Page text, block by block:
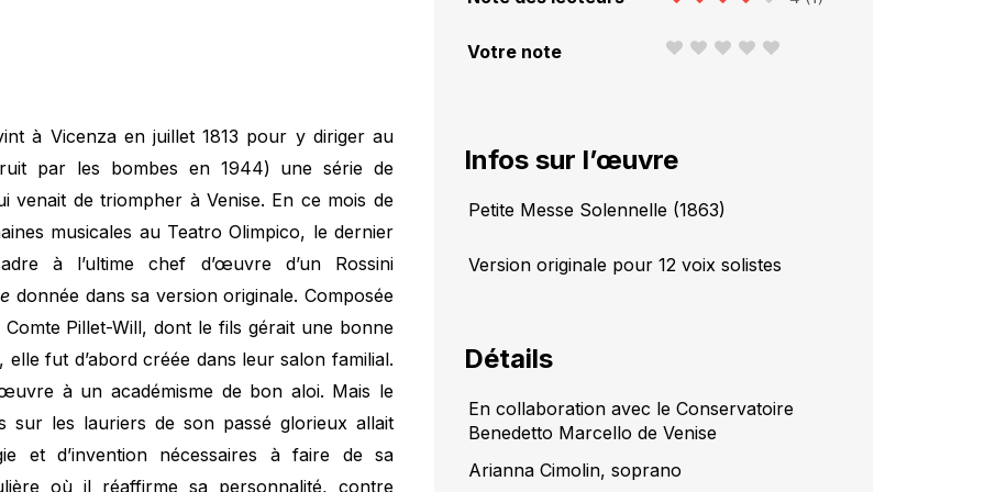
à Vicenza en juillet 1813 pour y diriger au
par les bombes en 1944) une série de
venait de triompher à Venise. En ce mois de
musicales au Teatro Olimpico, le dernier
à l’ultime chef d’œuvre d’un Rossini
donnée dans sa version originale. Composée
Pillet-Will, dont le fils gérait une bonne
fut d’abord créée dans leur salon familial.
à un académisme de bon aloi. Mais le
sur les lauriers de son passé glorieux allait
et d’invention nécessaires à faire de sa
où il réaffirme sa personnalité, contre
Votre note
Infos sur l’œuvre
Petite Messe Solennelle (1863)
Version originale pour 12 voix solistes
Détails
En collaboration avec le Conservatoire
Benedetto Marcello de Venise
Arianna Cimolin, soprano